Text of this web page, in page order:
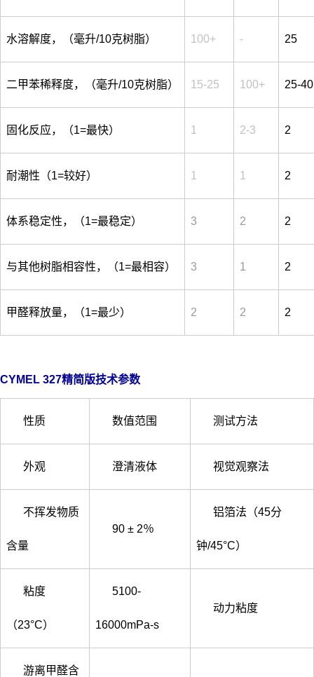
水溶解度，（毫升/10克树脂） 100+ - 25
二甲苯稀释度，（毫升/10克树脂） 15-25 100+ 25-40
固化反应，（1=最快） 1 2-3 2
耐潮性（1=较好） 1 1 2
体系稳定性，（1=最稳定） 3 2 2
与其他树脂相容性，（1=最相容） 3 1 2
甲醛释放量，（1=最少） 2 2 2
CYMEL 327精简版技术参数
性质 数值范围 测试方法
外观 澄清液体 视觉观察法
不挥发物质
含量
90 ± 2％
铝箔法（45分
钟/45°C）
粘度
（23°C）
5100-
16000mPa-s
动力粘度
游离甲醛含